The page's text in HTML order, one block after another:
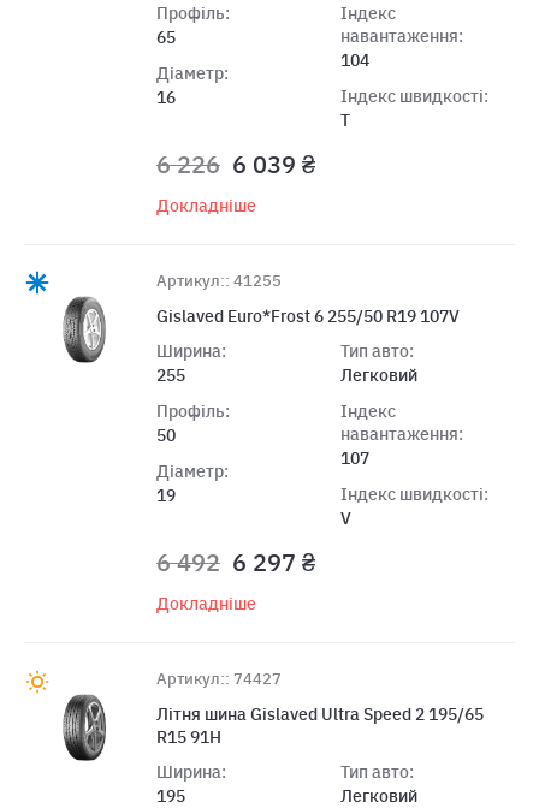
Профіль:
65
Діаметр:
16
Індекс
навантаження:
104
Індекс швидкості:
T
6 226 6 039 ₴
Докладніше
Артикул:: 41255
Gislaved Euro*Frost 6 255/50 R19 107V
Ширина:
255
Профіль:
50
Діаметр:
19
Тип авто:
Легковий
Індекс
навантаження:
107
Індекс швидкості:
V
6 492 6 297 ₴
Докладніше
Артикул:: 74427
Літня шина Gislaved Ultra Speed 2 195/65
R15 91H
Ширина:
195
Тип авто:
Легковий